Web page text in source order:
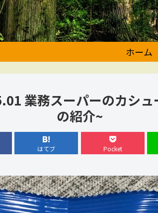
ホーム
業務スーパーのカシ
の紹介~
はてブ Pocket